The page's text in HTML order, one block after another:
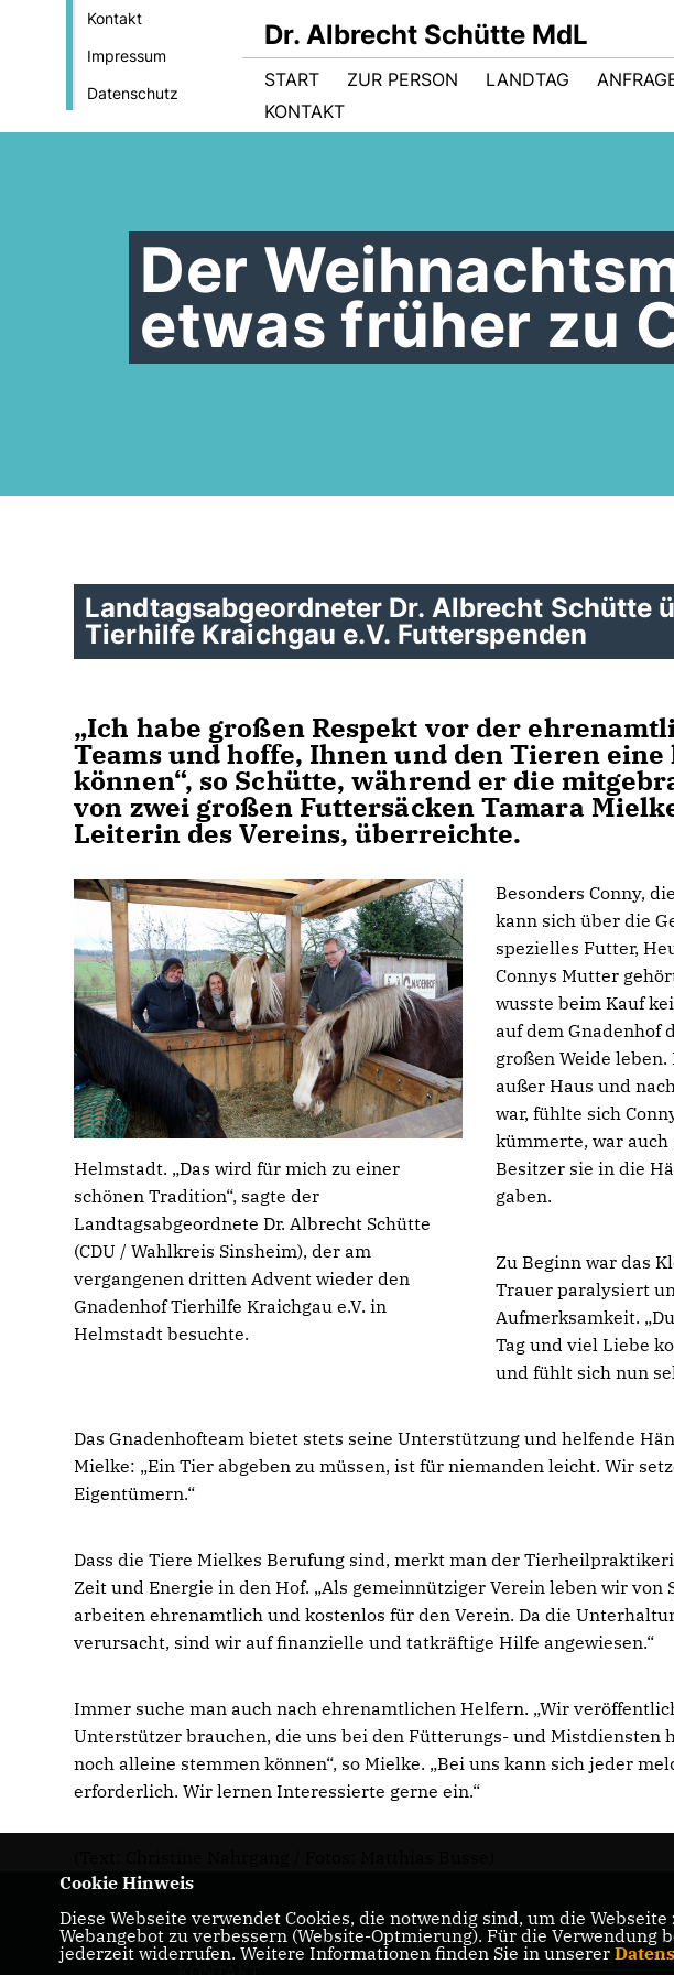
Kontakt
Impressum
Datenschutz
Dr. Albrecht Schütte MdL
START ZUR PERSON LANDTAG
KONTAKT
Der
etwas früher zu
Landtagsabgeordneter Dr. Albrecht Schütte
Tierhilfe Kraichgau e.V. Futterspenden
Ich habe großen Respekt vor der
Teams und hoffe, Ihnen und den Tieren
können“, so Schütte, während er die
von zwei großen Futtersäcken Tamara
Leiterin des Vereins, überreichte.
Helmstadt. „Das wird für mich zu einer
schönen Tradition“, sagte der
Landtagsabgeordnete Dr. Albrecht Schütte
(CDU / Wahlkreis Sinsheim), der am
vergangenen dritten Advent wieder den
Gnadenhof Tierhilfe Kraichgau e.V. in
Helmstadt besuchte.
Besonders Conny,
kann sich über die
spezielles Futter,
Connys Mutter
wusste beim Kauf
auf dem Gnadenhof
großen Weide
außer Haus und
war, fühlte sich
kümmerte, war
Besitzer sie in die
gaben.
Zu Beginn war das
Trauer paralysiert
Aufmerksamkeit.
Tag und viel Liebe
und fühlt sich nun
Das Gnadenhofteam bietet stets seine Unterstützung und helfende
Mielke: „Ein Tier abgeben zu müssen, ist für niemanden leicht. Wir
Eigentümern.“
Dass die Tiere Mielkes Berufung sind, merkt man der
Zeit und Energie in den Hof. „Als gemeinnütziger Verein leben wir von
arbeiten ehrenamtlich und kostenlos für den Verein. Da die
verursacht, sind wir auf finanzielle und tatkräftige Hilfe angewiesen.“
Immer suche man auch nach ehrenamtlichen Helfern. „Wir
Unterstützer brauchen, die uns bei den Fütterungs- und Mistdiensten
noch alleine stemmen können“, so Mielke. „Bei uns kann sich jeder
erforderlich. Wir lernen Interessierte gerne ein.“
IMPRESSUM
DATENSCHUTZ
CDU-
Cookie Hinweis
Diese Webseite verwendet Cookies, die notwendig sind, um die
Webangebot zu verbessern (Website-Optmierung). Für die
jederzeit widerrufen. Weitere Informationen finden Sie in unserer